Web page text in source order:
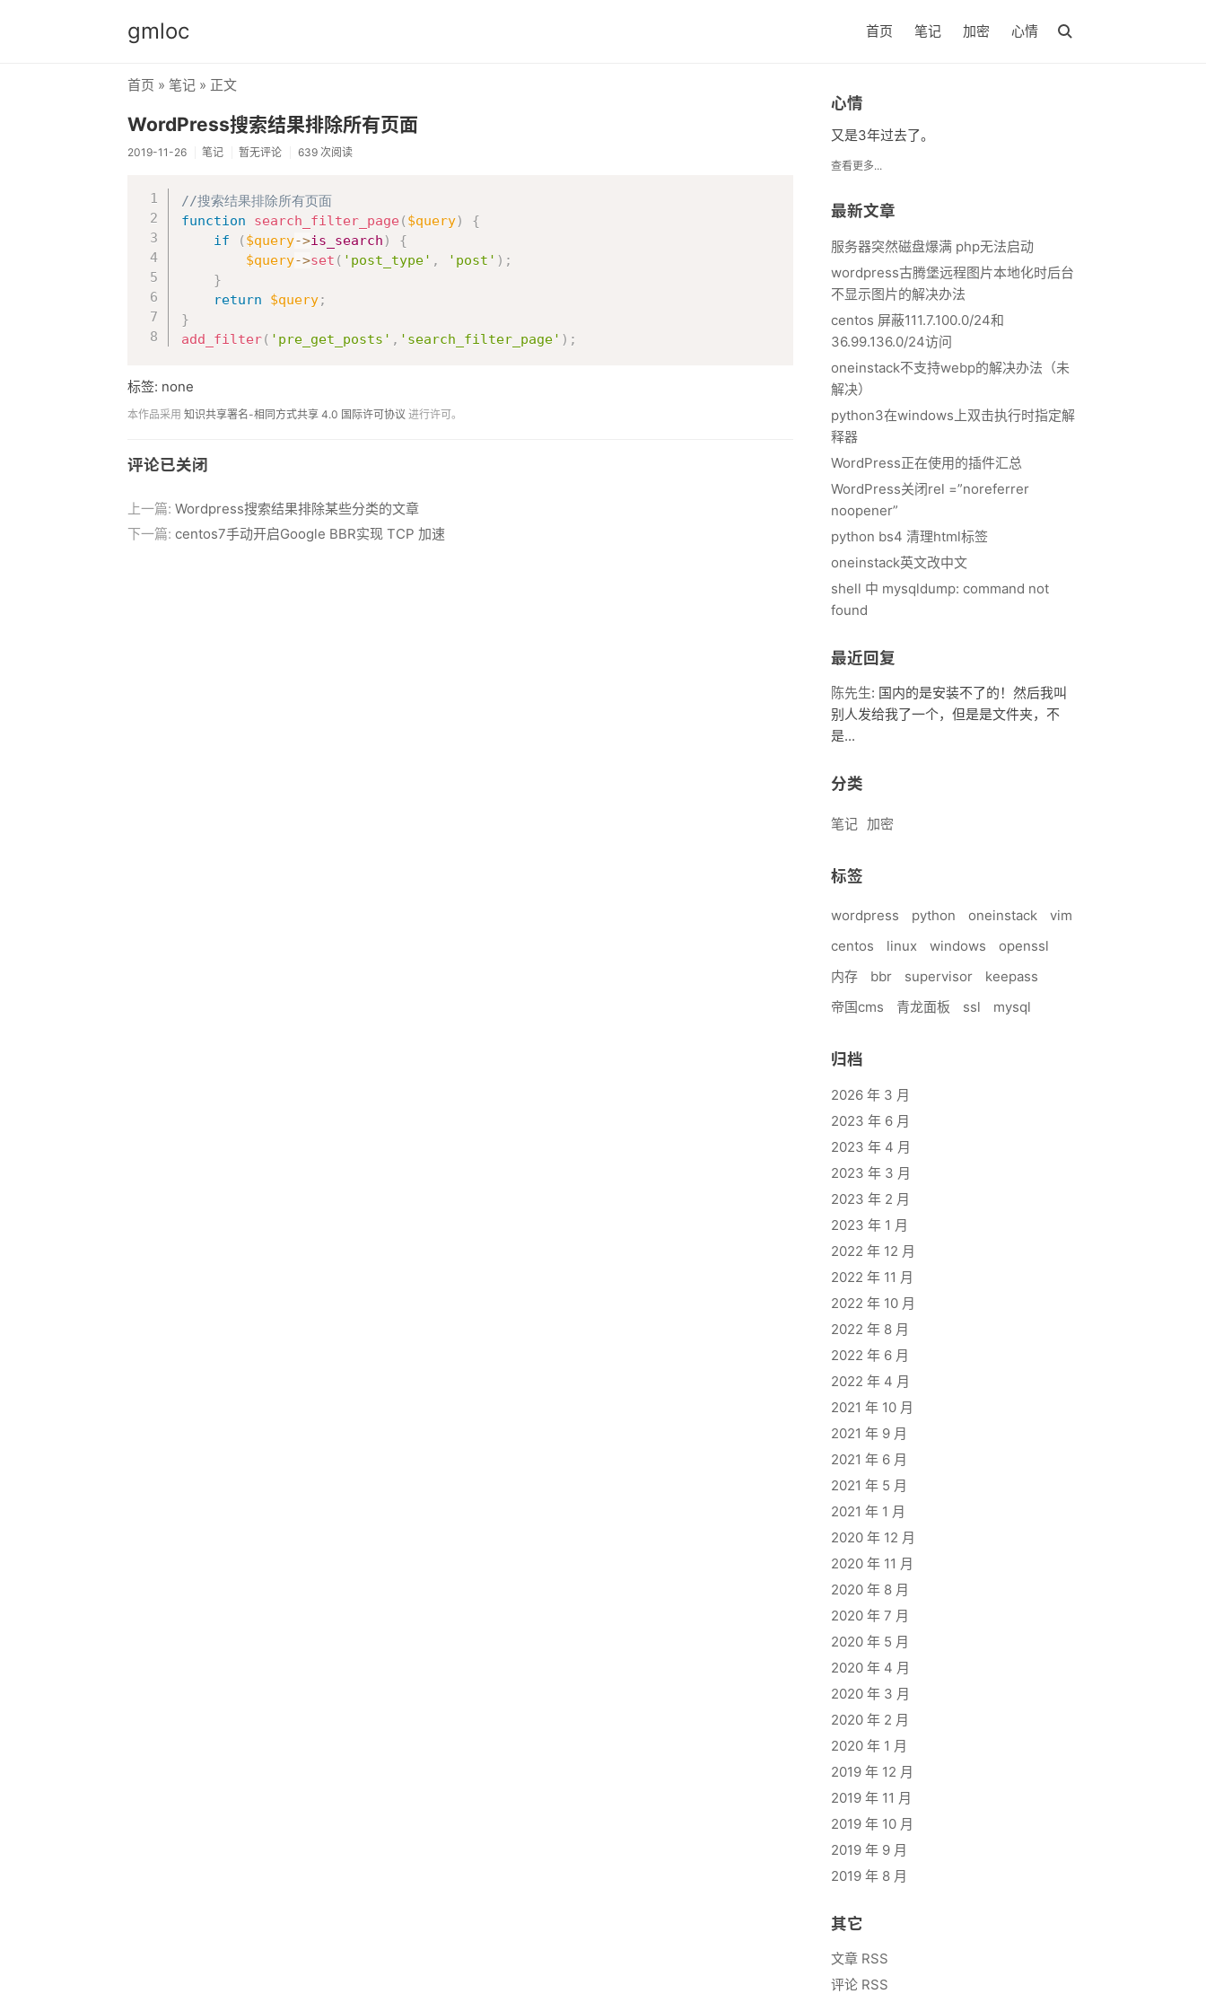
gmloc 首页 笔记 加密 心情
首页 » 笔记 » 正文
WordPress搜索结果排除所有页面
2019-11-26 笔记 暂无评论 639 次阅读
//搜索结果排除所有页面
function
search_filter_page( $query)
{
if
( $query->is_search )
{
$query->set ( 'post_type' , 'post' ) ;
}
return
$query;
}
add_filter( 'pre_get_posts' , 'search_filter_page' ) ;
标签: none
本作品采用 知识共享署名-相同方式共享 4.0 国际许可协议 进行许可。
评论已关闭
上一篇: Wordpress搜索结果排除某些分类的文章
下一篇: centos7手动开启Google BBR实现 TCP 加速
心情
又是3年过去了。
查看更多...
最新文章
服务器突然磁盘爆满 php无法启动
wordpress古腾堡远程图片本地化时后台
不显示图片的解决办法
centos 屏蔽111.7.100.0/24和
36.99.136.0/24访问
oneinstack不支持webp的解决办法（未
解决）
python3在windows上双击执行时指定解
释器
WordPress正在使用的插件汇总
WordPress关闭rel =”noreferrer
noopener”
python bs4 清理html标签
oneinstack英文改中文
shell 中 mysqldump: command not
found
最近回复
陈先生: 国内的是安装不了的！然后我叫
别人发给我了一个，但是是文件夹，不
是...
分类
笔记 加密
标签
wordpress python oneinstack
vim
centos
linux windows
openssl
内存
bbr supervisor
keepass
帝国cms
青龙面板 ssl mysql
归档
2026 年 3 月
2023 年 6 月
2023 年 4 月
2023 年 3 月
2023 年 2 月
2023 年 1 月
2022 年 12 月
2022 年 11 月
2022 年 10 月
2022 年 8 月
2022 年 6 月
2022 年 4 月
2021 年 10 月
2021 年 9 月
2021 年 6 月
2021 年 5 月
2021 年 1 月
2020 年 12 月
2020 年 11 月
2020 年 8 月
2020 年 7 月
2020 年 5 月
2020 年 4 月
2020 年 3 月
2020 年 2 月
2020 年 1 月
2019 年 12 月
2019 年 11 月
2019 年 10 月
2019 年 9 月
2019 年 8 月
其它
文章 RSS
评论 RSS